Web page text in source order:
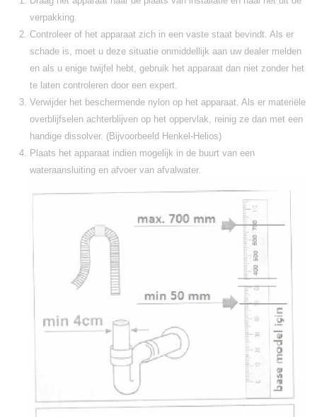
verpakking.
Controleer of het apparaat zich in een vaste staat bevindt. Als er
schade is, moet u deze situatie onmiddellijk aan uw dealer melden
en als u enige twijfel hebt, gebruik het apparaat dan niet zonder het
te laten controleren door een expert.
Verwijder het beschermende nylon op het apparaat. Als er materiële
overblijfselen achterblijven op het oppervlak, reinig ze dan met een
handige dissolver. (Bijvoorbeeld Henkel-Helios)
Plaats het apparaat indien mogelijk in de buurt van een
wateraansluiting en afvoer van afvalwater.